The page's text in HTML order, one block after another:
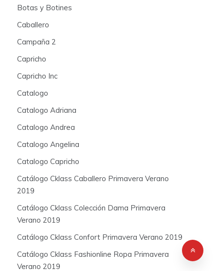
Botas y Botines
Caballero
Campaña 2
Capricho
Capricho Inc
Catalogo
Catalogo Adriana
Catalogo Andrea
Catalogo Angelina
Catalogo Capricho
Catálogo Cklass Caballero Primavera Verano
2019
Catálogo Cklass Colección Dama Primavera
Verano 2019
Catálogo Cklass Confort Primavera Verano 2019
Catálogo Cklass Fashionline Ropa Primavera
Verano 2019